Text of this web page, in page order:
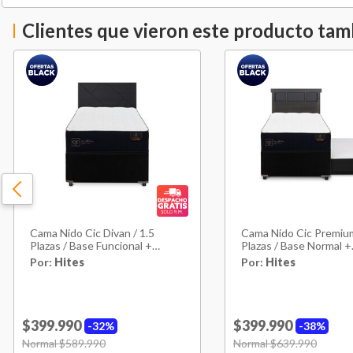
Clientes que vieron este producto
Cama Nido Cic Divan / 1.5
Plazas / Base Funcional +
Respaldo
Por: Hites
32%
$399.990
Price reduced from
Normal $589.990
Cama Nido Cic
Plazas / Base Normal +
Respaldo
Por: Hites
38%
$399.990
Price reduced from
Normal $639.990